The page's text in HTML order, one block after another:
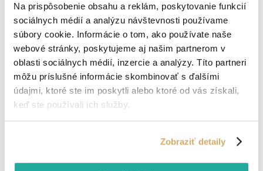
Na prispôsobenie obsahu a reklám, poskytovanie funkcií
sociálnych médií a analýzu návštevnosti používame
súbory cookie. Informácie o tom, ako používate naše
webové stránky, poskytujeme aj našim partnerom v
oblasti sociálnych médií, inzercie a analýzy. Títo partneri
môžu príslušné informácie skombinovať s ďalšími
údajmi, ktoré ste im poskytli alebo ktoré od vás získali,
keď ste používali ich služby.
Zobraziť detaily
Stiahnuť šablónu životopisu
Ďakujeme za Váš záujem
V prípade, že chcete dostávať relevantnejšie pracovné ponuky,
poprosíme o doplnenie údajov.
Vaše meno a priezvisko
Zadajte vaše celé meno.
Vaše telefónne číslo
Zadajte vaše telefónne čislo.
Váš e-mail